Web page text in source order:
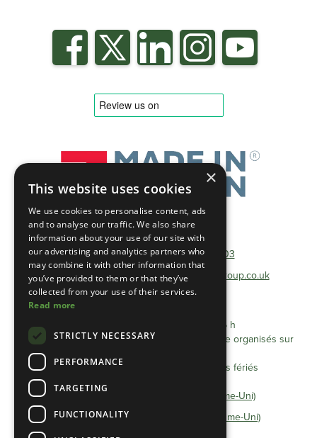
Téléphone :
01493 801600
Téléphone gratuit :0333 0384 103
Adresse électronique :info@heathlandgroup.co.uk
Du lundi au vendredi, de 8 h à 16 h
Les rendez-vous après 16 heures peuvent être organisés sur
Fermé les samedis, dimanches et jours fériés
Déclaration de confidentialité (Royaume-Uni)
Politique en matière de cookies (Royaume-Uni)
×
This website uses cookies
We use cookies to personalise content, ads
and to analyse our traffic. We also share
information about your use of our site with
our advertising and analytics partners who
may combine it with other information that
you’ve provided to them or that they’ve
collected from your use of their services.
Read more
STRICTLY NECESSARY
PERFORMANCE
TARGETING
FUNCTIONALITY